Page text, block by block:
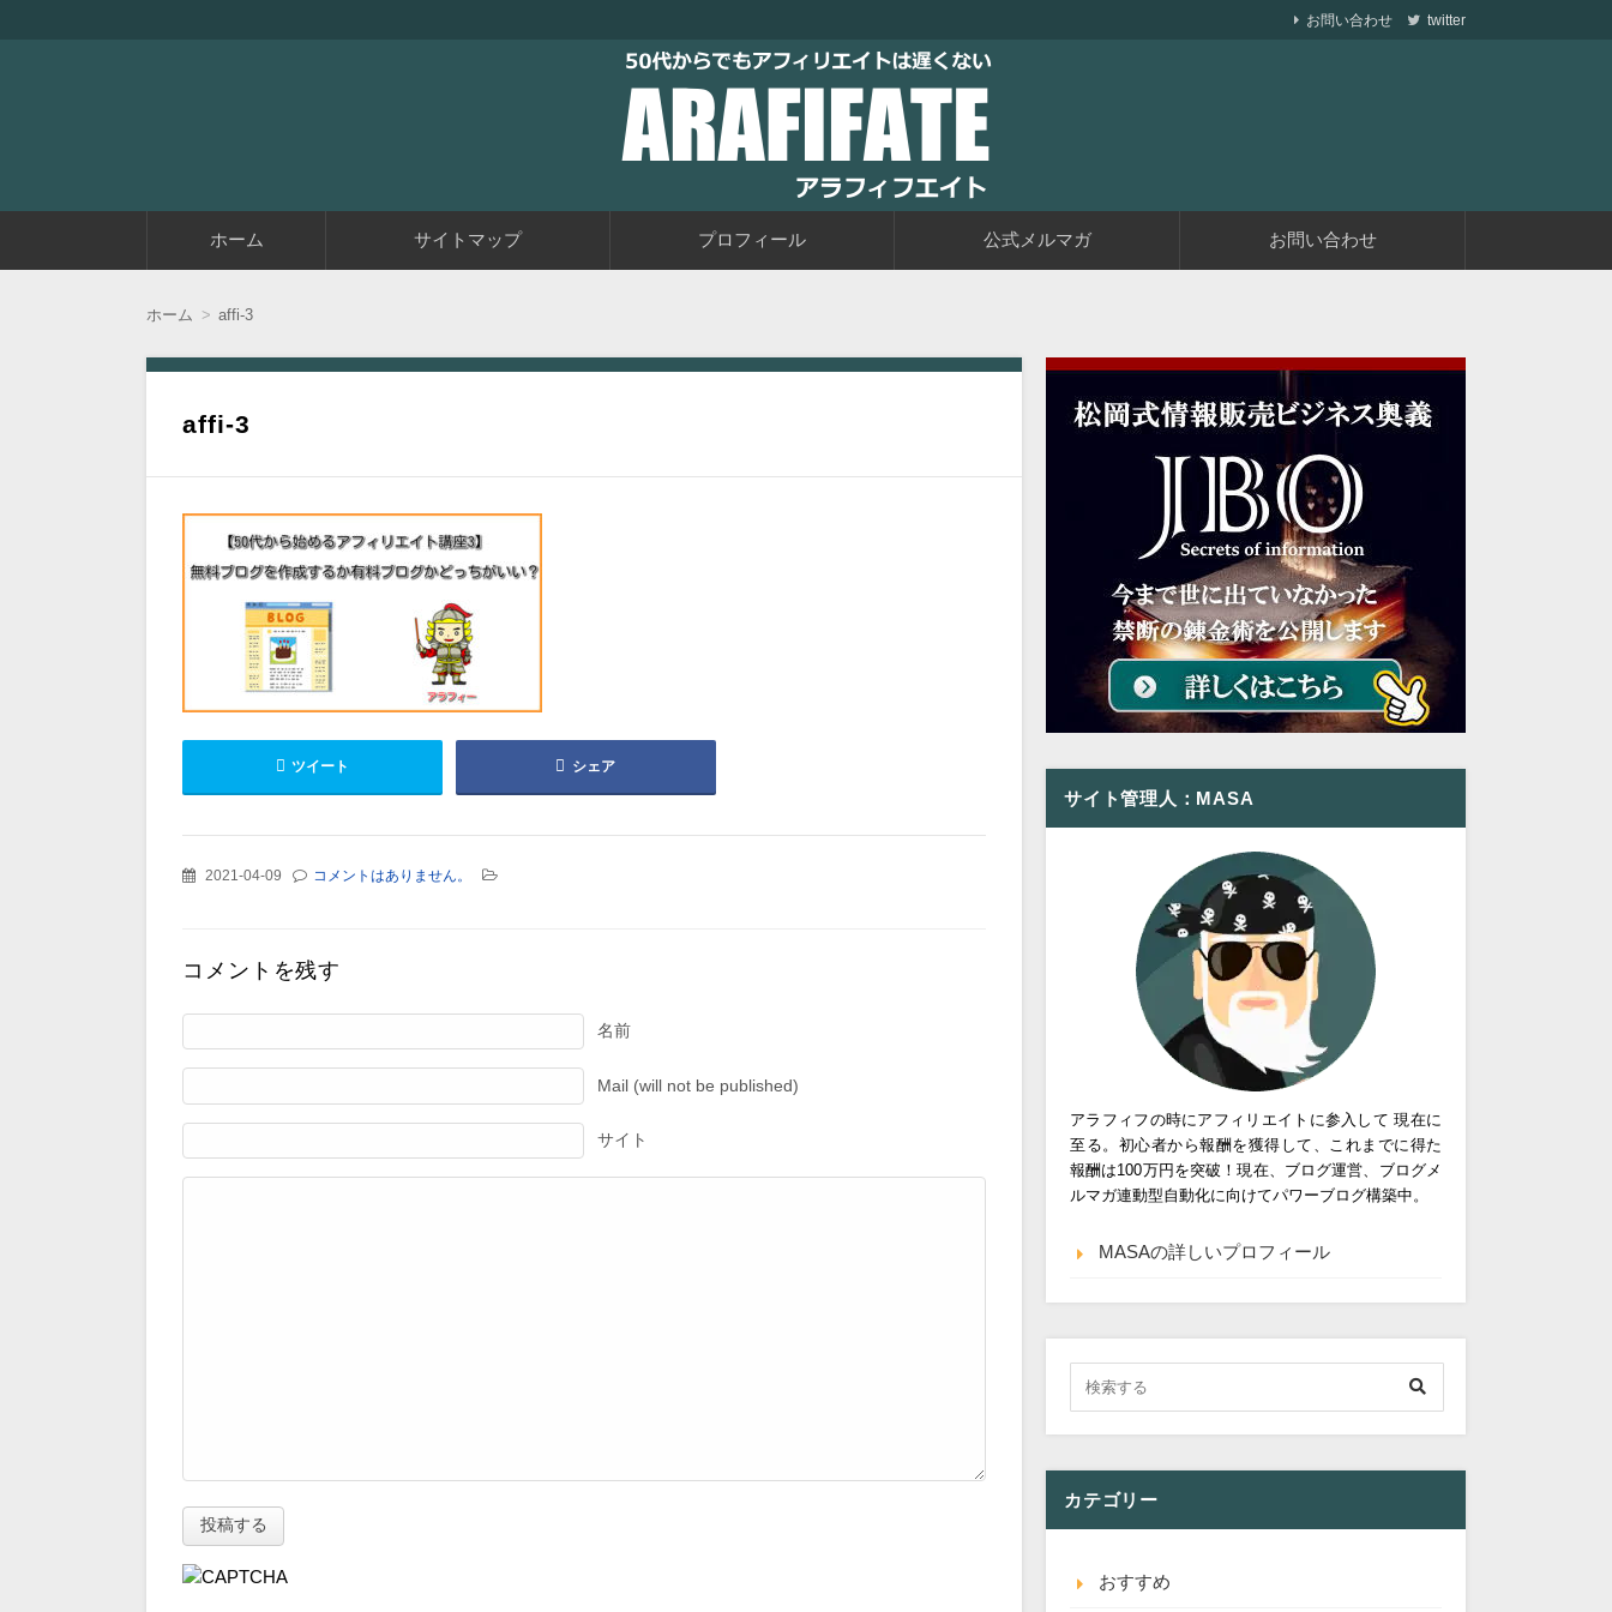
twitter
お問い合わせ
アラフィフエイト｜ 50代からでもアフィリエイトは遅くない
『アラフィフエイト』は初めてアフィリエイトブログに取り組むブログ初心者の教科書です。老後に備えて今から副業で稼ぐ仕組みを作りながら、収益が発生す
ホーム サイトマップ プロフィール 公式メルマガ お問い合わせ
ホーム affi-3
affi-3
ツイート シェア
2021-04-09 コメントはありません。
コメントを残す
名前
Mail (will not be published)
サイト
サイト管理人：MASA
アラフィフの時にアフィリエイトに参入して 現在に
至る。初心者から報酬を獲得して、これまでに得た
報酬は100万円を突破！現在、ブログ運営、ブログメ
ルマガ連動型自動化に向けてパワーブログ構築中。
MASAの詳しいプロフィール
カテゴリー
おすすめ